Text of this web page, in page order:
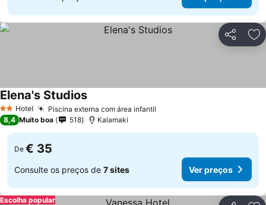
Partilhar
2 Estrelas
Hotel Piscina externa com área infantil
Elena's Studios
8,4 Muito boa 518 Kalamaki
De € 35
Consulte os preços de 7 sites Ver preços
Escolha popular